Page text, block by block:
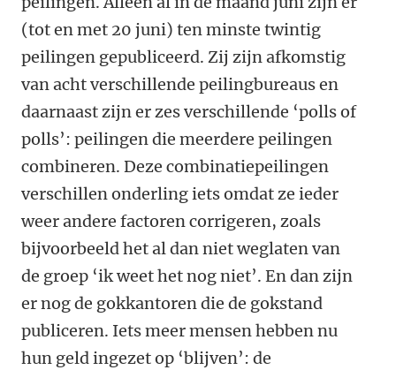
(tot en met 20 juni) ten minste twintig
peilingen gepubliceerd. Zij zijn afkomstig
van acht verschillende peilingbureaus en
daarnaast zijn er zes verschillende ‘polls of
polls’: peilingen die meerdere peilingen
combineren. Deze combinatiepeilingen
verschillen onderling iets omdat ze ieder
weer andere factoren corrigeren, zoals
bijvoorbeeld het al dan niet weglaten van
de groep ‘ik weet het nog niet’. En dan zijn
er nog de gokkantoren die de gokstand
publiceren. Iets meer mensen hebben nu
hun geld ingezet op ‘blijven’: de